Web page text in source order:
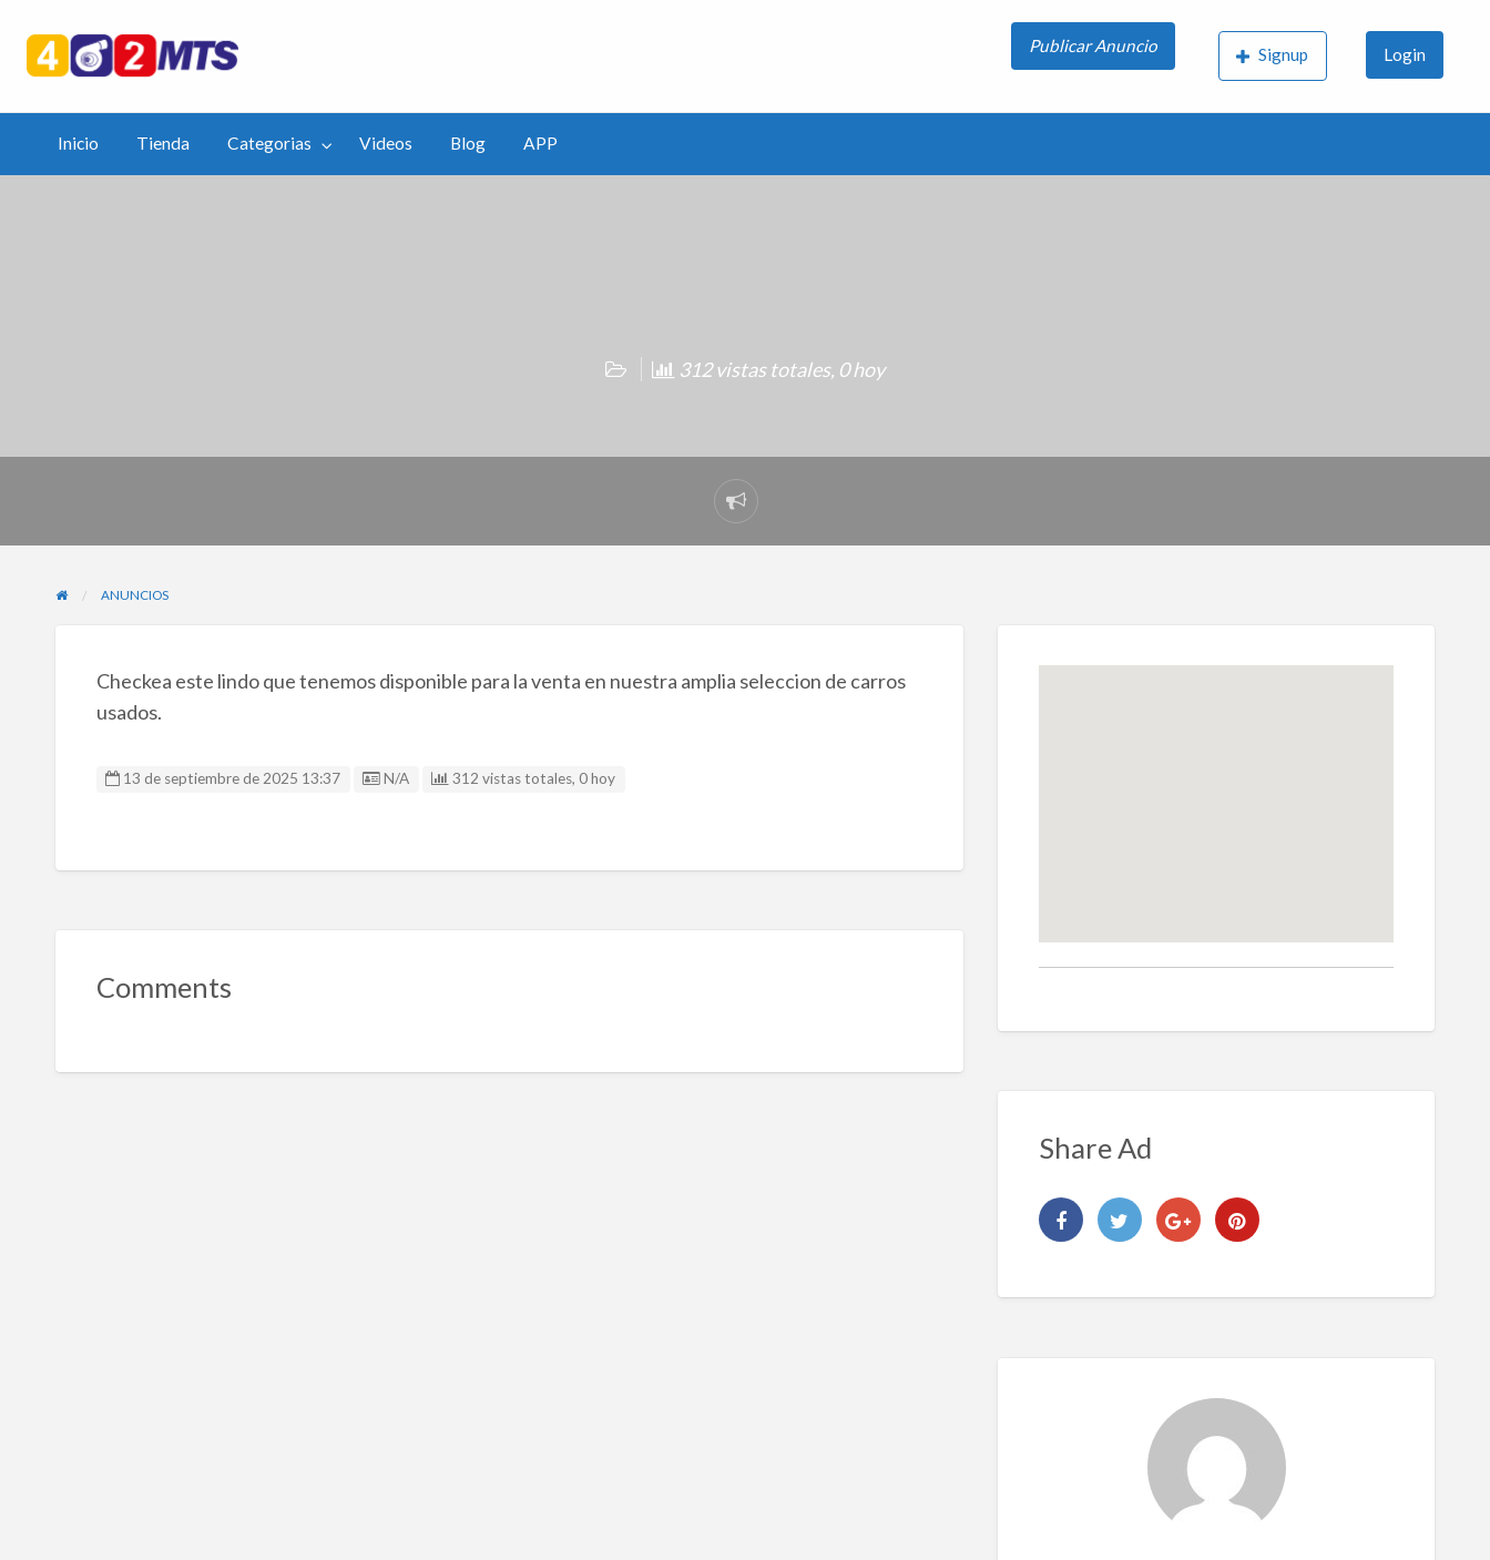
Videos Blog APP
Publicar Anuncio Signup Login
Inicio Tienda Categorias Videos Blog APP
312 vistas totales, 0 hoy
Reportar
problema
ANUNCIOS
Checkea este lindo que tenemos disponible para la venta en nuestra amplia seleccion de carros
usados.
13 de septiembre de 2025 13:37 Listing ID
N/A 312 vistas totales, 0 hoy
Comments
Share Ad